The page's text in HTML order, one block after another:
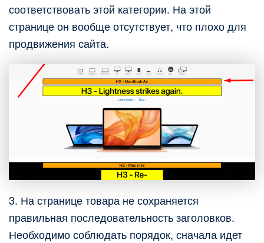
соответствовать этой категории. На этой
странице он вообще отсутствует, что плохо для
продвижения сайта.
3. На странице товара не сохраняется
правильная последовательность заголовков.
Необходимо соблюдать порядок, сначала идет